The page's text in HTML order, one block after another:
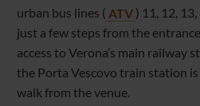
urban bus lines ( ATV ) 11, 12,
just a few steps from the
access to Verona’s main railway
the Porta Vescovo train station
walk from the venue.